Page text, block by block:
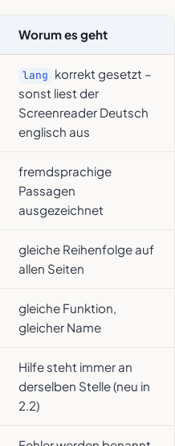
Worum es geht
lang korrekt gesetzt –
sonst liest der
Screenreader Deutsch
englisch aus
fremdsprachige
Passagen
ausgezeichnet
gleiche Reihenfolge auf
allen Seiten
gleiche Funktion,
gleicher Name
Hilfe steht immer an
derselben Stelle (neu in
2.2)